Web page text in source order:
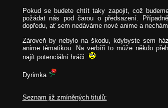
Pokud se budete chtít taky zapojit, což
požádat nás pod čarou o předsazení.
dopředu, ať sem nedáváme nové anime a
Zároveň by nebylo na škodu, kdybyste sem
anime tématikou. Na verbíři to může někdo
najít potenciální hráči.
Dyrimka
Seznam již zmíněných titulů: